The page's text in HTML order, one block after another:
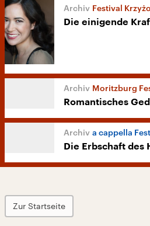
Festival
Die einigende
Moritzburg
Romantisches
a cappella
Die Erbschaft des
Zur Startseite